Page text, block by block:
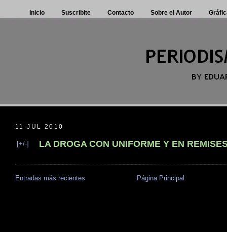
Inicio Suscribite Contacto Sobre el Autor
11 JUL 2010
[+/-] LA DROGA CON UNIFORME Y EN
Entradas más recientes Página Principal